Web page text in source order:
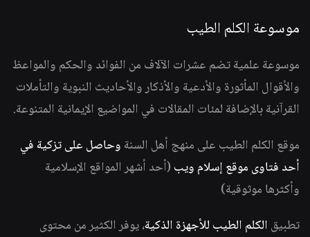
موسوعة الكلم الطيب
موسوعة علمية تضم عشرات الآلاف من الفوائد والحكم والمواعظ
والأقوال المأثورة والأدعية والأذكار والأحاديث النبوية والتأملات
القرآنية بالإضافة لمئات المقالات في المواضيع الإيمانية المتنوعة.
موقع الكلم الطيب على منهج أهل السنة وحاصل على تزكية في
أحد فتاوى موقع إسلام ويب (أحد أشهر المواقع الإسلامية
وأكثرها موثوقية)
تطبيق الكلم الطيب للأجهزة الذكية، يوفر الكثير من محتوى